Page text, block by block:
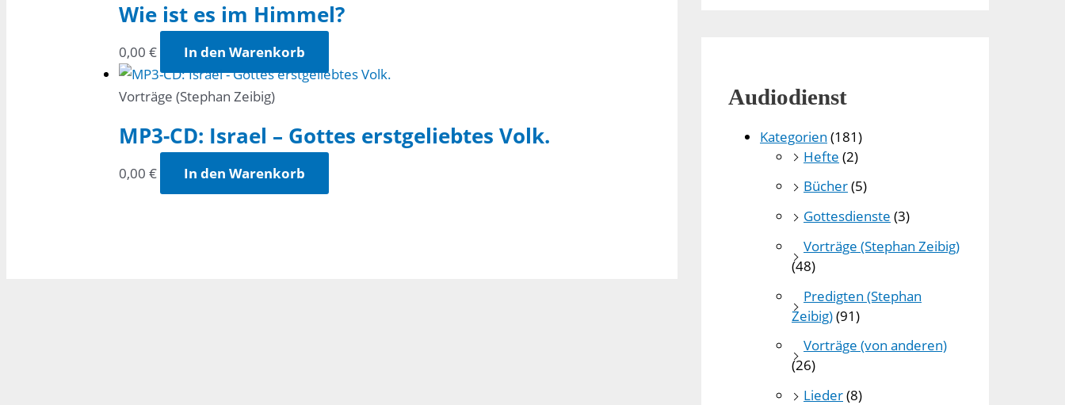
Wie ist es im Himmel?
0,00 € In den Warenkorb
Vorträge (Stephan Zeibig)
MP3-CD: Israel – Gottes erstgeliebtes Volk.
0,00 € In den Warenkorb
Audiodienst
Kategorien (181)
Hefte (2)
Bücher(5)
Gottesdienste (3)
Vorträge (Stephan Zeibig)
(48)
Predigten (Stephan
Zeibig)(91)
Vorträge (von anderen)
(26)
Lieder(8)